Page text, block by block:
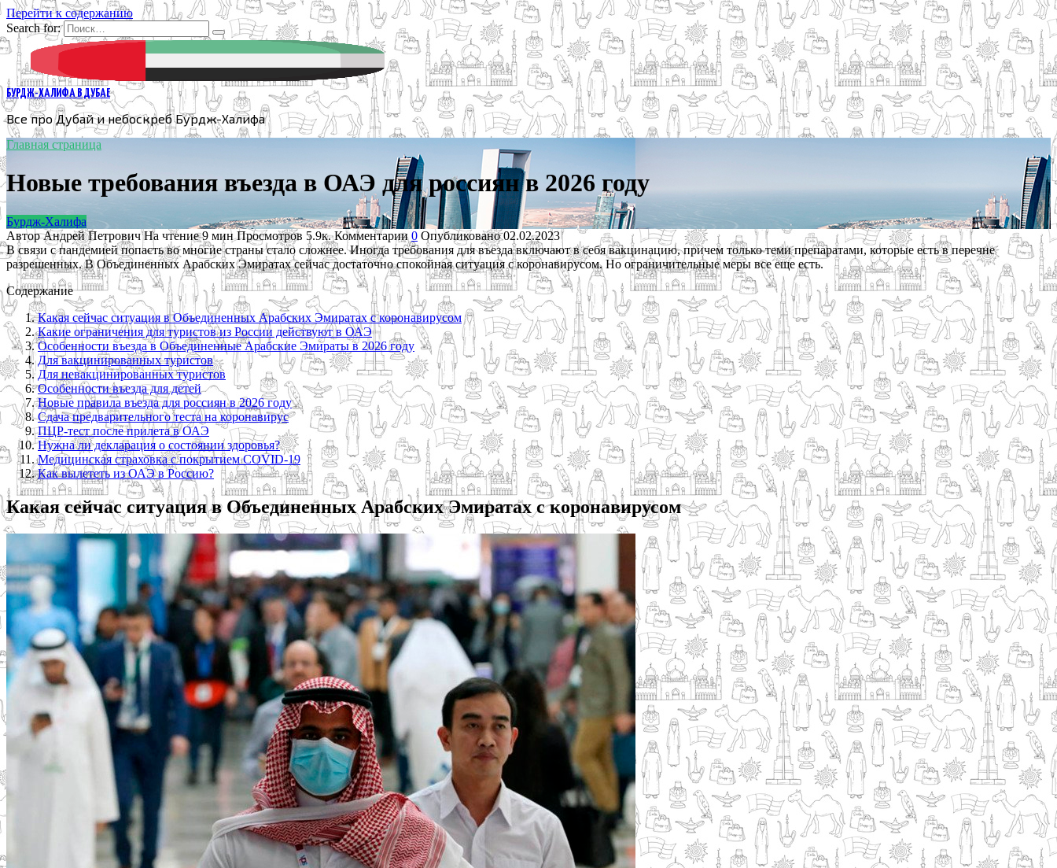
Перейти к содержанию
Search for:
БУРДЖ-ХАЛИФА В ДУБАЕ
Все про Дубай и небоскреб Бурдж-Халифа
Главная страница
Новые требования въезда в ОАЭ для россиян в 2026 году
Бурдж-Халифа
Автор Андрей Петрович На чтение9 мин Просмотров 5.9к. Комментарии 0 Опубликовано 02.02.2023
В связи с пандемией попасть во многие страны стало сложнее. Иногда требования для въезда включают в себя вакцинацию, причем только теми препаратами, которые есть в перечне
разрешенных. В Объединенных Арабских Эмиратах сейчас достаточно спокойная ситуация с коронавирусом. Но ограничительные меры все еще есть.
Содержание
Какая сейчас ситуация в Объединенных Арабских Эмиратах с коронавирусом
Какие ограничения для туристов из России действуют в ОАЭ
Особенности въезда в Объединенные Арабские Эмираты в 2026 году
Для вакцинированных туристов
Для невакцинированных туристов
Особенности въезда для детей
Новые правила въезда для россиян в 2026 году
Сдача предварительного теста на коронавирус
ПЦР-тест после прилета в ОАЭ
Нужна ли декларация о состоянии здоровья?
Медицинская страховка с покрытием COVID-19
Как вылететь из ОАЭ в Россию?
Какая сейчас ситуация в Объединенных Арабских Эмиратах с коронавирусом